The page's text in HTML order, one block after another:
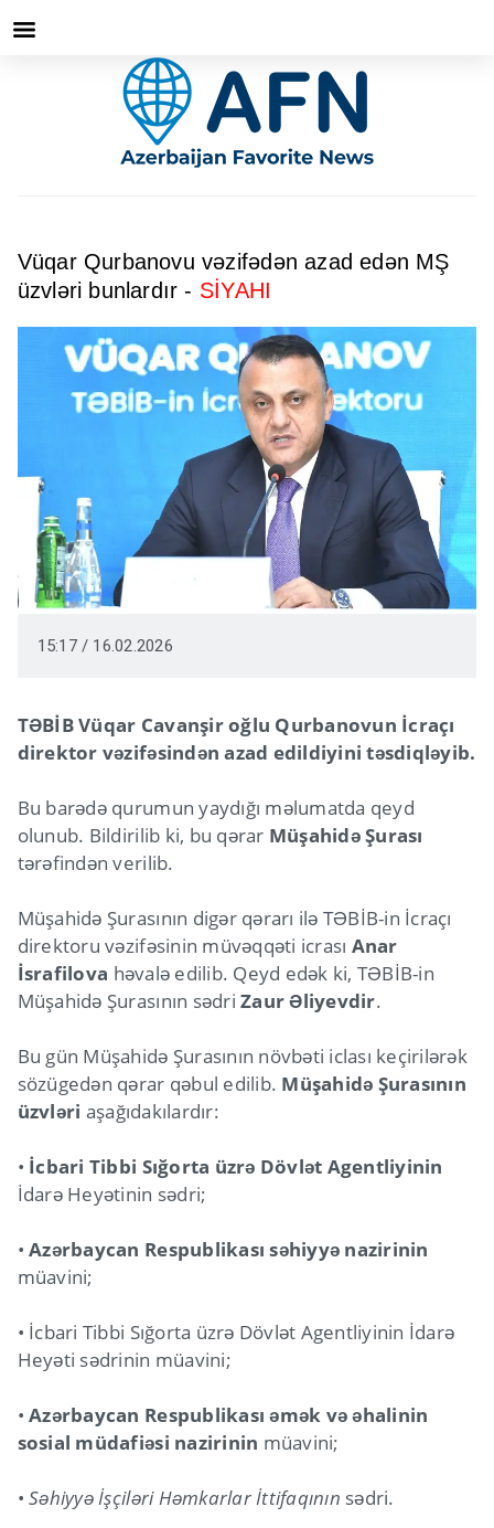
Vüqar Qurbanovu vəzifədən azad edən MŞ
üzvləri bunlardır - SİYAHI
15:17 / 16.02.2026
TƏBİB Vüqar Cavanşir oğlu Qurbanovun İcraçı
direktor vəzifəsindən azad edildiyini təsdiqləyib.
Bu barədə qurumun yaydığı məlumatda qeyd
olunub. Bildirilib ki, bu qərar Müşahidə Şurası
tərəfindən verilib.
Müşahidə Şurasının digər qərarı ilə TƏBİB-in İcraçı
direktoru vəzifəsinin müvəqqəti icrası Anar
İsrafilova həvalə edilib. Qeyd edək ki, TƏBİB-in
Müşahidə Şurasının sədriZaur Əliyevdir.
Bu gün Müşahidə Şurasının növbəti iclası keçirilərək
sözügedən qərar qəbul edilib. Müşahidə Şurasının
üzvləri aşağıdakılardır:
• İcbari Tibbi Sığorta üzrə Dövlət Agentliyinin
İdarə Heyətinin sədri;
•Azərbaycan Respublikası səhiyyə nazirinin
müavini;
• İcbari Tibbi Sığorta üzrə Dövlət Agentliyinin İdarə
Heyəti sədrinin müavini;
•Azərbaycan Respublikası əmək və əhalinin
sosial müdafiəsi nazirinin müavini;
•Səhiyyə İşçiləri Həmkarlar İttifaqının sədri.